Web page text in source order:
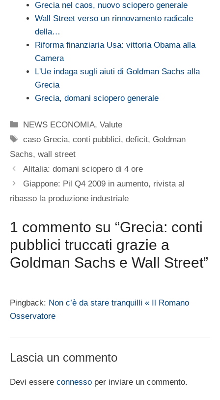
Grecia nel caos, nuovo sciopero generale
Wall Street verso un rinnovamento radicale
della…
Riforma finanziaria Usa: vittoria Obama alla
Camera
L'Ue indaga sugli aiuti di Goldman Sachs alla
Grecia
Grecia, domani sciopero generale
Categorie
NEWS ECONOMIA,Valute
Tag
caso Grecia,conti pubblici,deficit, Goldman
Sachs, wall street
Alitalia: domani sciopero di 4 ore
Giappone: Pil Q4 2009 in aumento, rivista al
ribasso la produzione industriale
1 commento su “Grecia: conti
pubblici truccati grazie a
Goldman Sachs e Wall Street”
Pingback: Non c’è da stare tranquilli « Il Romano
Osservatore
Lascia un commento
Devi essere connesso per inviare un commento.